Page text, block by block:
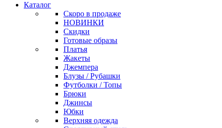
Каталог
Скоро в продаже
НОВИНКИ
Скидки
Готовые образы
Платья
Жакеты
Джемпера
Блузы / Рубашки
Футболки / Топы
Брюки
Джинсы
Юбки
Верхняя одежда